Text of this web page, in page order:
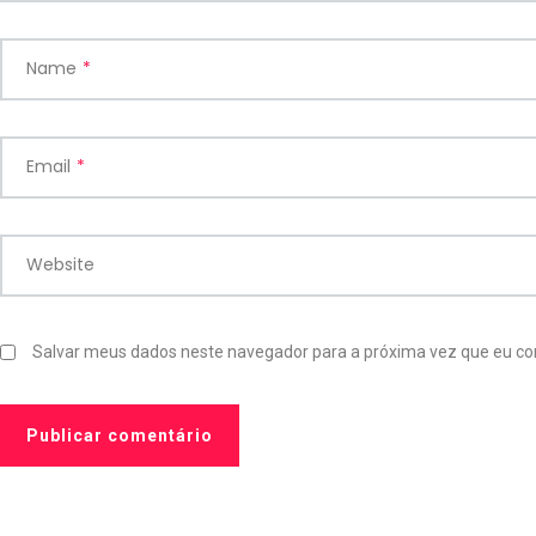
Name *
Email *
Website
Salvar meus dados neste navegador para a próxima vez que eu